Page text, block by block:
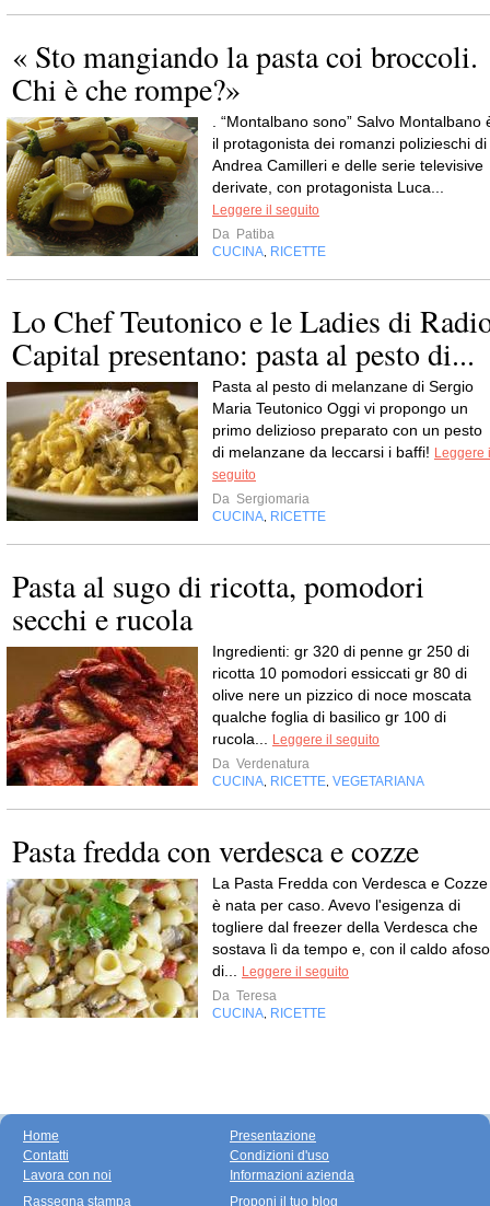
« Sto mangiando la pasta coi broccoli.
Chi è che rompe?»
. “Montalbano sono” Salvo Montalbano
il protagonista dei romanzi polizieschi di
Andrea Camilleri e delle serie televisive
derivate, con protagonista Luca...
Leggere il seguito
Da Patiba
CUCINA RICETTE
Lo Chef Teutonico e le Ladies di
Capital presentano: pasta al pesto di...
Pasta al pesto di melanzane di Sergio
Maria Teutonico Oggi vi propongo un
primo delizioso preparato con un pesto
di melanzane da leccarsi i baffi! Leggere
seguito
Da Sergiomaria
CUCINA RICETTE
Pasta al sugo di ricotta, pomodori
secchi e rucola
Ingredienti: gr 320 di penne gr 250 di
ricotta 10 pomodori essiccati gr 80 di
olive nere un pizzico di noce moscata
qualche foglia di basilico gr 100 di
rucola...
Leggere il seguito
Da Verdenatura
CUCINA RICETTE VEGETARIANA
Pasta fredda con verdesca e cozze
La Pasta Fredda con Verdesca e Cozze
è nata per caso. Avevo l'esigenza di
togliere dal freezer della Verdesca che
sostava lì da tempo e, con il caldo afoso
di...
Leggere il seguito
Da Teresa
CUCINA RICETTE
Home
Contatti
Lavora con noi
Presentazione
Condizioni d'uso
Informazioni azienda
Rassegna stampa
Proponi il tuo blog